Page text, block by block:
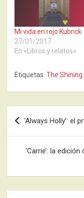
Mi vida en rojo Kubrick
27/01/2017
En «Libros y relatos»
Etiquetas: The Shining
Navegación
de
entradas
‘Always Holly’: el
‘Carrie’: la